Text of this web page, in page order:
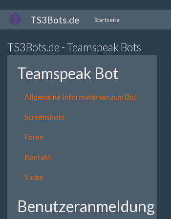
Direkt
zum
TS3Bots.de Startseite
TS3Bots.de - Teamspeak Bots
Teamspeak Bot
Allgemeine Informationen zum Bot
Screenshots
Foren
Kontakt
Suche
Benutzeranmeldung